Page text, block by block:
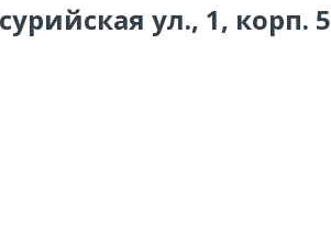
ул., 1, корп. 5